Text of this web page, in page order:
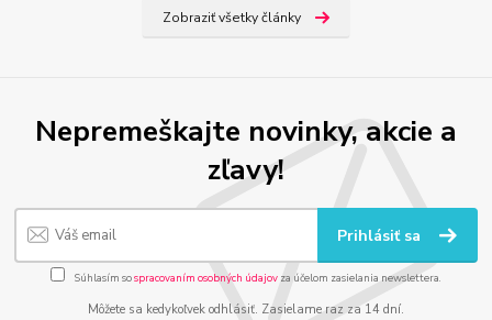
Zobraziť všetky články
Nepremeškajte novinky, akcie a
zľavy!
Prihlásiť sa
Súhlasím sospracovaním osobných údajov za účelom zasielania newslettera.
Môžete sa kedykoľvek odhlásiť. Zasielame raz za 14 dní.